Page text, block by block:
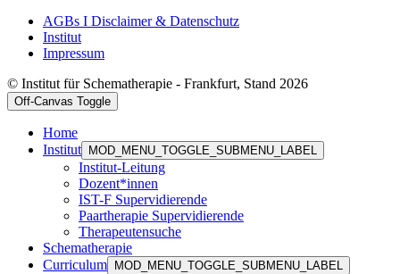
AGBs I Disclaimer & Datenschutz
Institut
Impressum
© Institut für Schematherapie - Frankfurt, Stand 2026
Off-Canvas Toggle
Home
Institut
MOD_MENU_TOGGLE_SUBMENU_LABEL
Institut-Leitung
Dozent*innen
IST-F Supervidierende
Paartherapie Supervidierende
Therapeutensuche
Schematherapie
Curriculum
MOD_MENU_TOGGLE_SUBMENU_LABEL